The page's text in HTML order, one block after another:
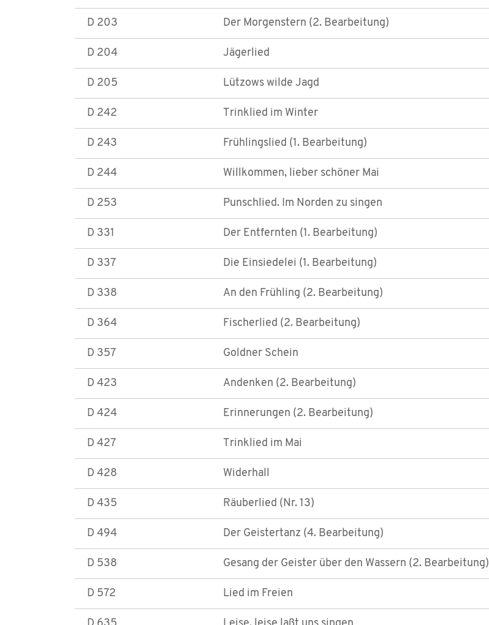
D 203 Der Morgenstern (2. Bearbeitung)
D 204 Jägerlied
D 205 Lützows wilde Jagd
D 242 Trinklied im Winter
D 243 Frühlingslied (1. Bearbeitung)
D 244 Willkommen, lieber schöner Mai
D 253 Punschlied. Im Norden zu singen
D 331 Der Entfernten (1. Bearbeitung)
D 337 Die Einsiedelei (1. Bearbeitung)
D 338 An den Frühling (2. Bearbeitung)
D 364 Fischerlied (2. Bearbeitung)
D 357 Goldner Schein
D 423 Andenken (2. Bearbeitung)
D 424 Erinnerungen (2. Bearbeitung)
D 427 Trinklied im Mai
D 428 Widerhall
D 435 Räuberlied (Nr. 13)
D 494 Der Geistertanz (4. Bearbeitung)
D 538 Gesang der Geister über den Wassern (2. Bearbeitung)
D 572 Lied im Freien